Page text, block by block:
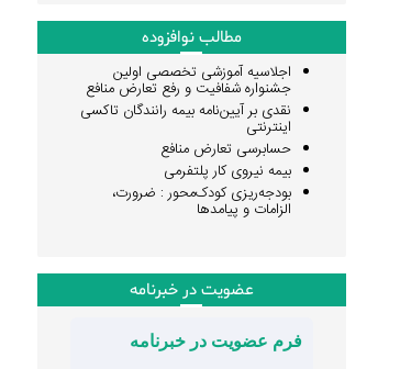
مطالب نوافزوده
اجلاسیه آموزشی تخصصی اولین
جشنواره شفافیت و رفع تعارض منافع
نقدی بر آیین‌نامه بیمه رانندگان تاکسی
اینترنتی
حسابرسی تعارض منافع
بیمه نیروی کار پلتفرمی
بودجه‌ریزی کودک‌محور : ضرورت،
الزامات و پیامدها
عضویت در خبرنامه
فرم عضویت در خبرنامه